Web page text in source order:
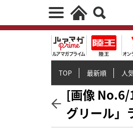
TOP 最新順 人
[画像 No.6/
グリール」